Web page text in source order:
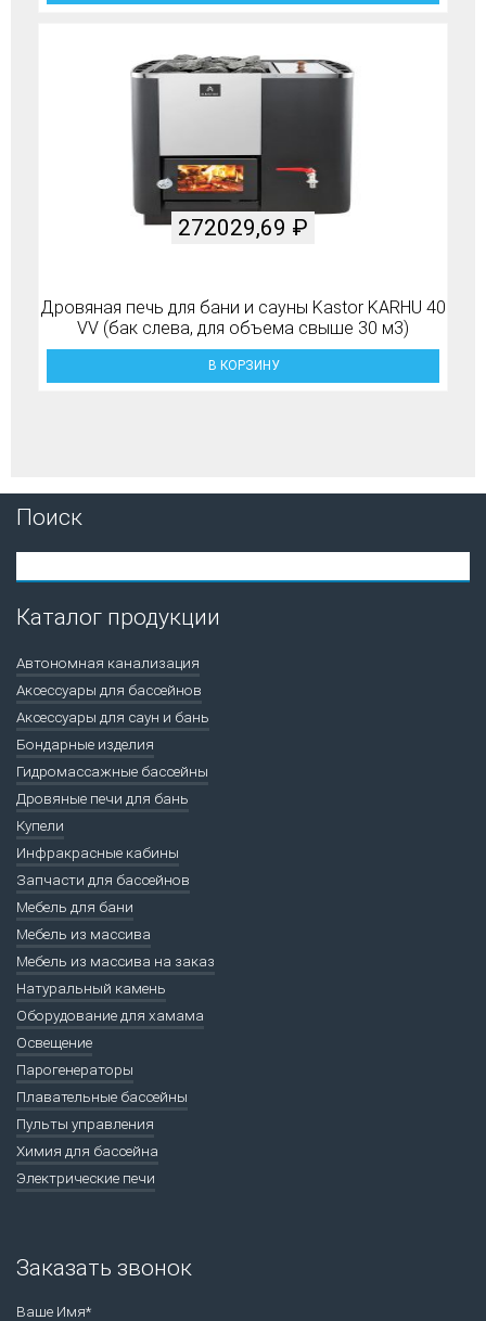
Дровяная печь для бани и сауны Kastor KARHU 40
VV (бак слева, для объема свыше 30 м3)
272029,69 ₽
В КОРЗИНУ
Поиск
Каталог продукции
Автономная канализация
Аксессуары для бассейнов
Аксессуары для саун и бань
Бондарные изделия
Гидромассажные бассейны
Дровяные печи для бань
Купели
Инфракрасные кабины
Запчасти для бассейнов
Мебель для бани
Мебель из массива
Мебель из массива на заказ
Натуральный камень
Оборудование для хамама
Освещение
Парогенераторы
Плавательные бассейны
Пульты управления
Химия для бассейна
Электрические печи
Заказать звонок
Ваше Имя*